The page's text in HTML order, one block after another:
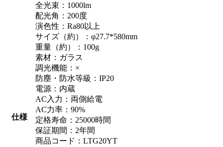
仕様
全光束：1000lm
配光角：200度
演色性：Ra80以上
サイズ（約）：φ27.7*580mm
重量（約）：100g
素材：ガラス
調光機能：×
防塵・防水等級：IP20
電源：内蔵
AC入力：両側給電
AC力率：90%
定格寿命：25000時間
保証期間：2年間
商品コード：LTG20YT